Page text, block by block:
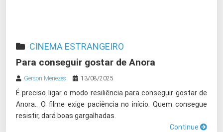
CINEMA ESTRANGEIRO
Para conseguir gostar de Anora
Gerson Menezes 13/08/2025
É preciso ligar o modo resiliência para conseguir gostar de
Anora.. O filme exige paciência no início. Quem consegue
resistir, dará boas gargalhadas.
Continue